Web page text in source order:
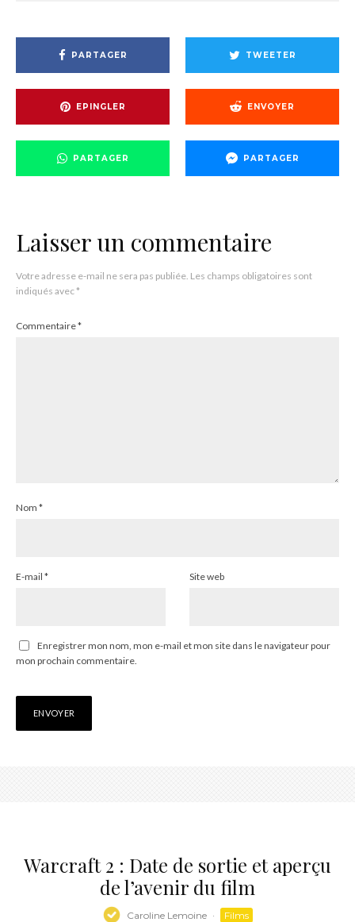
PARTAGER TWEETER
EPINGLER ENVOYER
PARTAGER PARTAGER
Laisser un commentaire
Votre adresse e-mail ne sera pas publiée. Les champs obligatoires sont
indiqués avec*
Commentaire*
Nom *
E-mail * Site web
Enregistrer mon nom, mon e-mail et mon site dans le navigateur pour
mon prochain commentaire.
Warcraft 2 : Date de sortie et aperçu
de l’avenir du film
Caroline Lemoine · Films